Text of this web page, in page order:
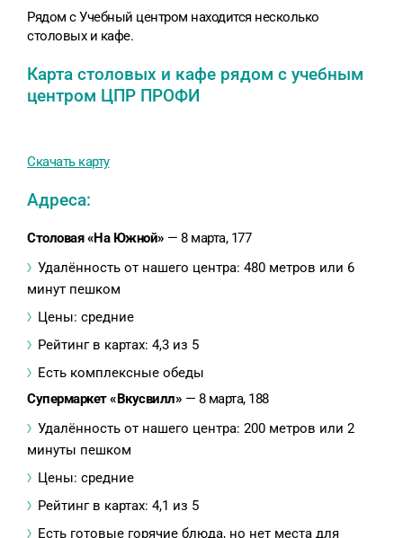
Рядом с Учебный центром находится несколько
столовых и кафе.
Карта столовых и кафе рядом с учебным
центром ЦПР ПРОФИ
Скачать карту
Адреса:
Столовая «На Южной» — 8 марта, 177
Удалённость от нашего центра: 480 метров или 6
минут пешком
Цены: средние
Рейтинг в картах: 4,3 из 5
Есть комплексные обеды
Супермаркет «Вкусвилл» — 8 марта, 188
Удалённость от нашего центра: 200 метров или 2
минуты пешком
Цены: средние
Рейтинг в картах: 4,1 из 5
Есть готовые горячие блюда, но нет места для